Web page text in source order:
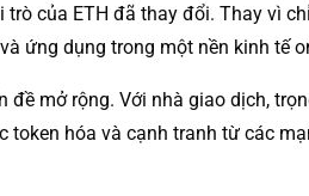
trò của ETH đã thay đổi. Thay vì
ứng dụng trong một nền kinh tế
mở rộng. Với nhà giao dịch,
hóa và cạnh tranh từ các